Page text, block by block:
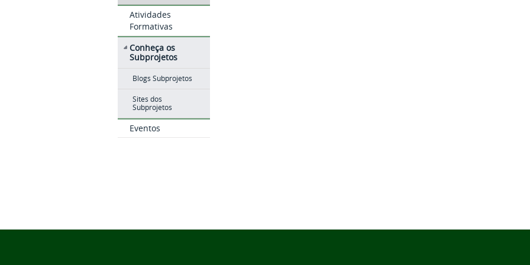
Atividades
Formativas
Conheça os
Subprojetos
Blogs Subprojetos
Sites dos
Subprojetos
Eventos